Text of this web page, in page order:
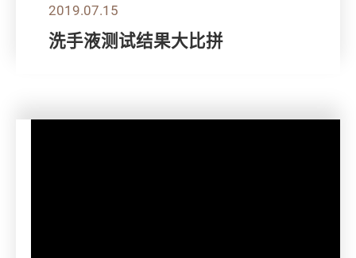
2019.07.15
洗手液测试结果大比拼